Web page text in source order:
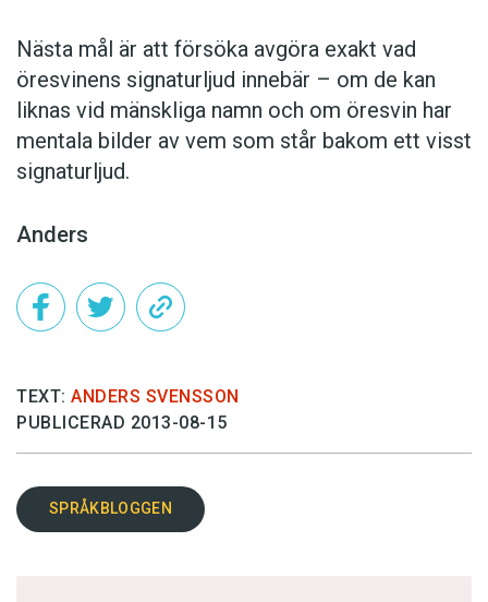
Nästa mål är att försöka avgöra exakt vad
öresvinens signaturljud innebär – om de kan
liknas vid mänskliga namn och om öresvin har
mentala bilder av vem som står bakom ett visst
signaturljud.
Anders
TEXT: ANDERS SVENSSON
PUBLICERAD 2013-08-15
SPRÅKBLOGGEN